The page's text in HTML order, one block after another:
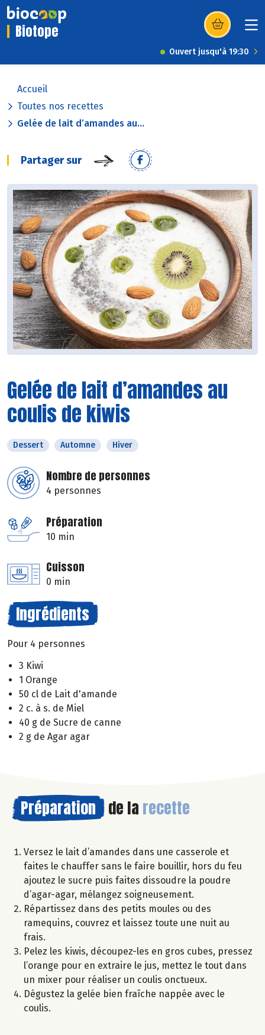
Biotope (s’ouvre dans
Ouvert jusqu'à 19:30
Accueil
Toutes nos recettes
Gelée de lait d’amandes au...
Partager sur
Gelée de lait d’amandes au
coulis de kiwis
Dessert Automne Hiver
Nombre de personnes
4 personnes
Préparation
10 min
Cuisson
0 min
Ingrédients
Pour 4 personnes
3 Kiwi
1 Orange
50 cl de Lait d'amande
2 c. à s. de Miel
40 g de Sucre de canne
2 g de Agar agar
Préparation de la recette
Versez le lait d’amandes dans une casserole et
faites le chauffer sans le faire bouillir, hors du feu
ajoutez le sucre puis faites dissoudre la poudre
d’agar-agar, mélangez soigneusement.
Répartissez dans des petits moules ou des
ramequins, couvrez et laissez toute une nuit au
frais.
Pelez les kiwis, découpez-les en gros cubes, pressez
l’orange pour en extraire le jus, mettez le tout dans
un mixer pour réaliser un coulis onctueux.
Dégustez la gelée bien fraîche nappée avec le
coulis.